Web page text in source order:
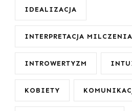
IDEALIZACJA
INTERPRETACJA MILCZENIA
INTROWERTYZM
KOBIETY